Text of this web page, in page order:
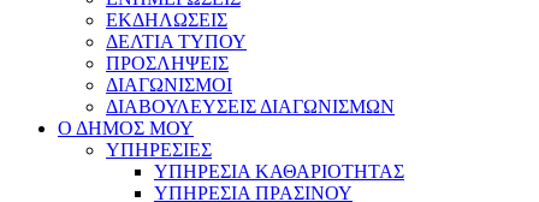
ΕΚΔΗΛΩΣΕΙΣ
ΔΕΛΤΙΑ ΤΥΠΟΥ
ΠΡΟΣΛΗΨΕΙΣ
ΔΙΑΓΩΝΙΣΜΟΙ
ΔΙΑΒΟΥΛΕΥΣΕΙΣ ΔΙΑΓΩΝΙΣΜΩΝ
Ο ΔΗΜΟΣ ΜΟΥ
ΥΠΗΡΕΣΙΕΣ
ΥΠΗΡΕΣΙΑ ΚΑΘΑΡΙΟΤΗΤΑΣ
ΥΠΗΡΕΣΙΑ ΠΡΑΣΙΝΟΥ